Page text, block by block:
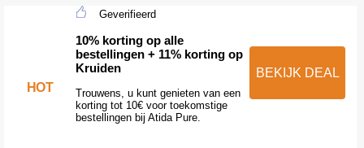
HOT
Geverifieerd
10% korting op alle
bestellingen + 11% korting op
Kruiden
Trouwens, u kunt genieten van een
korting tot 10€ voor toekomstige
bestellingen bij Atida Pure.
BEKIJK DEAL